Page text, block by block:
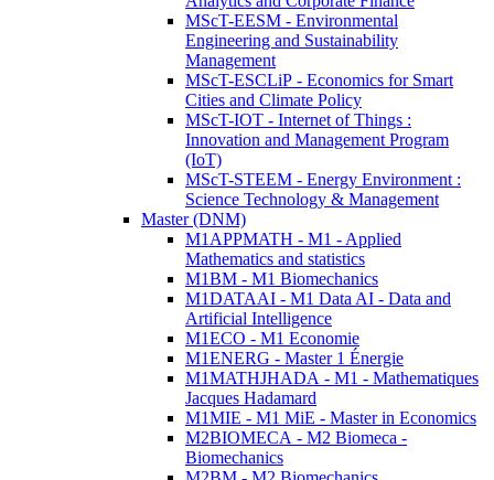
MScT-EESM - Environmental
Engineering and Sustainability
Management
MScT-ESCLiP - Economics for Smart
Cities and Climate Policy
MScT-IOT - Internet of Things :
Innovation and Management Program
(IoT)
MScT-STEEM - Energy Environment :
Science Technology & Management
Master (DNM)
M1APPMATH - M1 - Applied
Mathematics and statistics
M1BM - M1 Biomechanics
M1DATAAI - M1 Data AI - Data and
Artificial Intelligence
M1ECO - M1 Economie
M1ENERG - Master 1 Énergie
M1MATHJHADA - M1 - Mathematiques
Jacques Hadamard
M1MIE - M1 MiE - Master in Economics
M2BIOMECA - M2 Biomeca -
Biomechanics